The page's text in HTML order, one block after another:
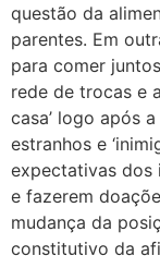
questão da
parentes. Em
para comer
rede de trocas e
casa’ logo após
estranhos e
expectativas dos
e fazerem
mudança da
constitutivo da